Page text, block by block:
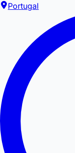
Portugal